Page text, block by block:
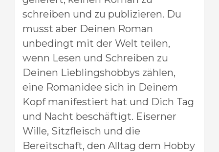
schreiben und zu publizieren. Du
musst aber Deinen Roman
unbedingt mit der Welt teilen,
wenn Lesen und Schreiben zu
Deinen Lieblingshobbys zählen,
eine Romanidee sich in Deinem
Kopf manifestiert hat und Dich Tag
und Nacht beschäftigt. Eiserner
Wille, Sitzfleisch und die
Bereitschaft, den Alltag dem Hobby